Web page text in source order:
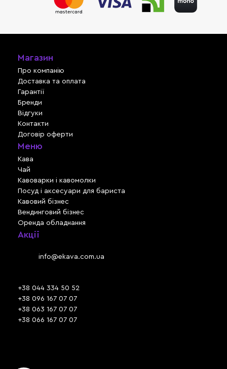
Магазин
Про компанію
Доставка та оплата
Гарантії
Бренди
Відгуки
Контакти
Договір оферти
Меню
Кава
Чай
Кавоварки і кавомолки
Посуд і аксесуари для бариста
Кавовий бізнес
Вендинговий бізнес
Оренда обладнання
Акції
info@ekava.com.ua
+38 044 334 50 52
+38 096 167 07 07
+38 063 167 07 07
+38 066 167 07 07